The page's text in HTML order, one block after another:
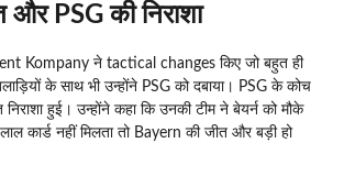
और PSG की निराशा
Kompany ने tactical changes किए जो बहुत ही
के साथ भी उन्होंने PSG को दबाया। PSG के कोच
हुई। उन्होंने कहा कि उनकी टीम ने बेयर्न को मौके
कार्ड नहीं मिलता तो Bayern की जीत और बड़ी हो